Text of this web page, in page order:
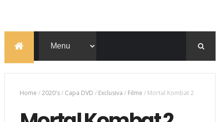
Home /2020's/ Capa DVD / Exclusiva / Filme / Mortal Kombat 2